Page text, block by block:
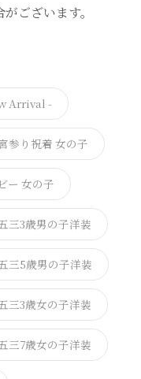
ございます。
Arrival -
参り祝着 女の子
ー 女の子
三3歳男の子洋装
三5歳男の子洋装
三3歳女の子洋装
三7歳女の子洋装